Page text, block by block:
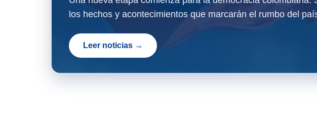
los hechos y acontecimientos que marcarán el rumbo del
Leer noticias →